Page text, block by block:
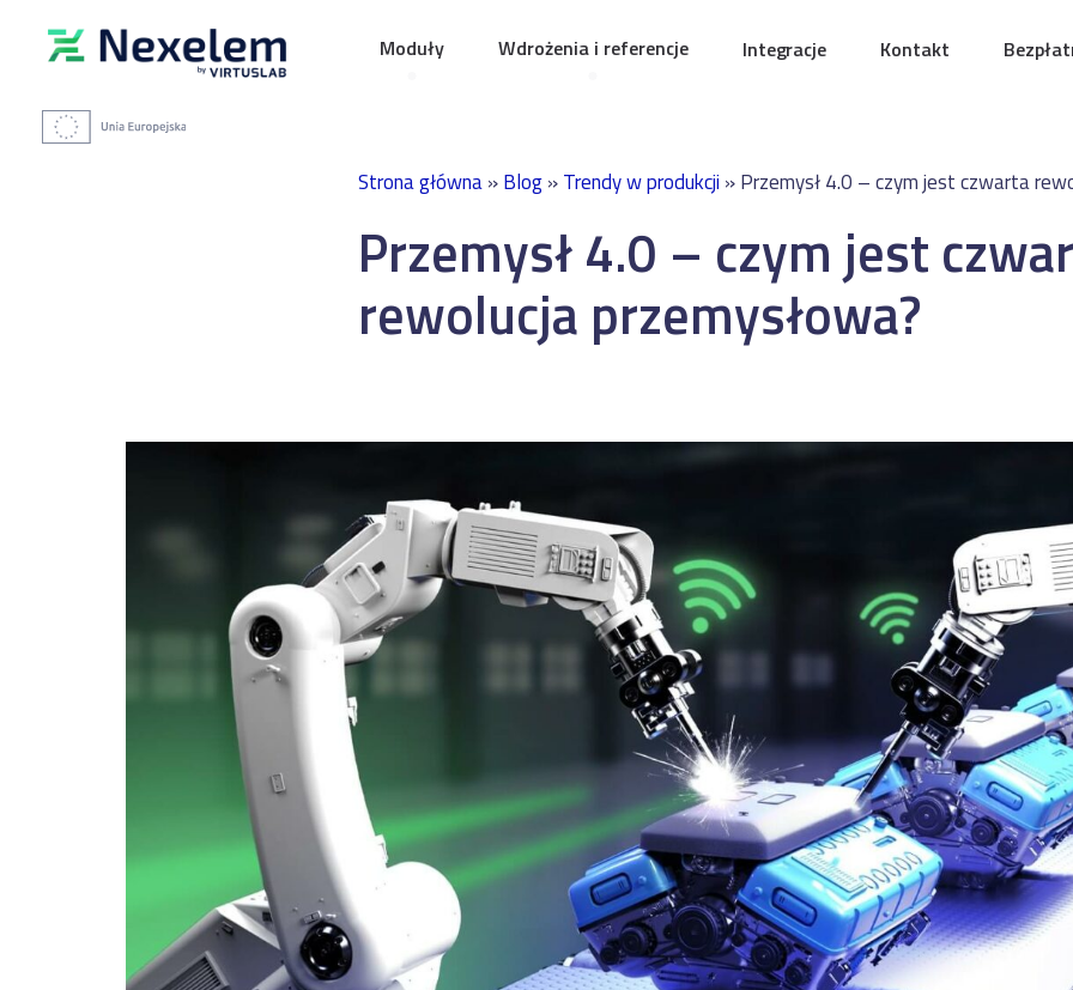
Moduły Wdrożenia i referencje Integracje Kontakt
Strona główna»Blog»Trendy w produkcji »Przemysł 4.0 – czym jest czwarta
Przemysł 4.0 – czym jest
rewolucja przemysłowa?